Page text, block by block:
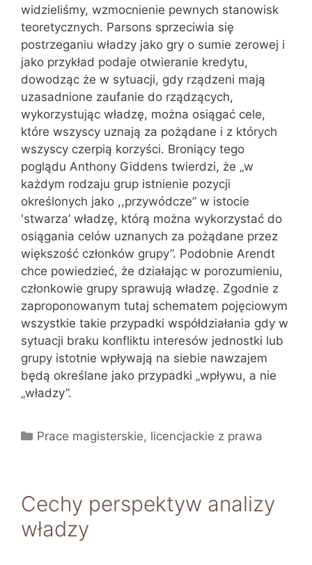
widzieliśmy, wzmocnienie pewnych stanowisk
teoretycznych. Parsons sprzeciwia się
postrzeganiu władzy jako gry o sumie zerowej i
jako przykład podaje otwieranie kredytu,
dowodząc że w sytuacji, gdy rządzeni mają
uzasadnione zaufanie do rządzących,
wykorzystując władzę, można osiągać cele,
które wszyscy uznają za pożądane i z których
wszyscy czerpią korzyści. Broniący tego
poglądu Anthony Giddens twierdzi, że „w
każdym rodzaju grup istnienie pozycji
określonych jako ,,przywódcze” w istocie
'stwarza’ władzę, którą można wykorzystać do
osiągania celów uznanych za pożądane przez
większość członków grupy”. Podobnie Arendt
chce powiedzieć, że działając w porozumieniu,
członkowie grupy sprawują władzę. Zgodnie z
zaproponowanym tutaj schematem pojęciowym
wszystkie takie przypadki współdziałania gdy w
sytuacji braku konfliktu interesów jednostki lub
grupy istotnie wpływają na siebie nawzajem
będą określane jako przypadki „wpływu, a nie
„władzy”.
Kategorie
Prace magisterskie, licencjackie z prawa
Cechy perspektyw analizy
władzy